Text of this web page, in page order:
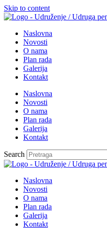
Skip to content
Naslovna
Novosti
O nama
Plan rada
Galerija
Kontakt
Naslovna
Novosti
O nama
Plan rada
Galerija
Kontakt
Search
Naslovna
Novosti
O nama
Plan rada
Galerija
Kontakt